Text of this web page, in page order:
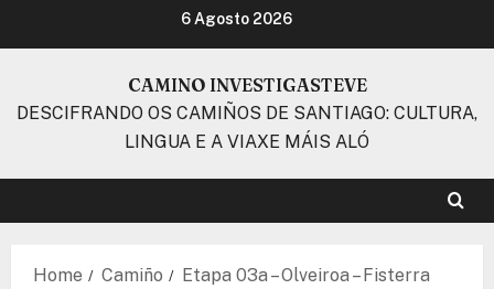
6 Agosto 2026
CAMINO INVESTIGASTEVE
DESCIFRANDO OS CAMIÑOS DE SANTIAGO: CULTURA,
LINGUA E A VIAXE MÁIS ALÓ
Home Camiño Etapa 03a – Olveiroa – Fisterra